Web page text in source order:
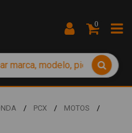
0
/ PCX / MOTOS
/